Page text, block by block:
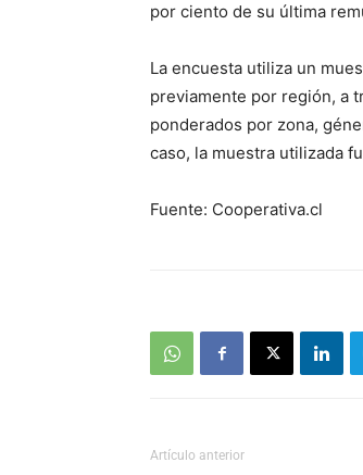
por ciento de su última
La encuesta utiliza un
previamente por región, a
ponderados por zona,
caso, la muestra utilizada
Fuente: Cooperativa.cl
Artículo anterior